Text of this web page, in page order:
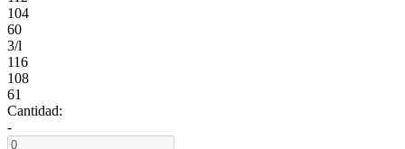
104
60
3/l
116
108
61
Cantidad:
-